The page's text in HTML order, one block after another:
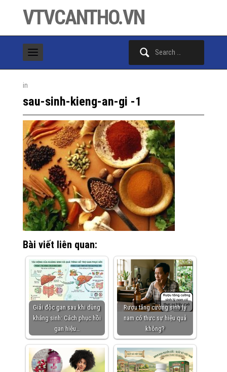
VTVCANTHO.VN
in
sau-sinh-kieng-an-gi -1
Bài viết liên quan:
Giải độc gan sau khi dùng
kháng sinh: Cách phục hồi
gan hiệu…
Rượu tăng cường sinh lý
nam có thực sự hiệu quả
không?